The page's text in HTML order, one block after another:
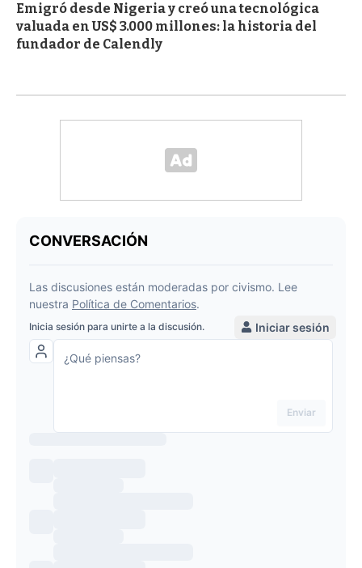
Emigró desde Nigeria y creó una tecnológica
valuada en US$ 3.000 millones: la historia del
fundador de Calendly